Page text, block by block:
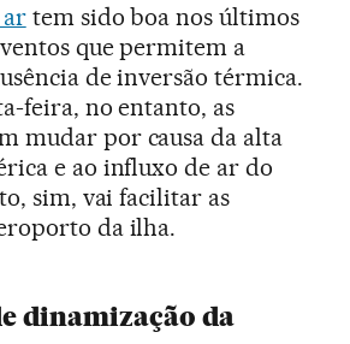
tem sido boa nos últimos
que permitem a
de inversão térmica.
feira, no entanto, as
mudar por causa da alta
e ao influxo de ar do
sim, vai facilitar as
da ilha.
dinamização da